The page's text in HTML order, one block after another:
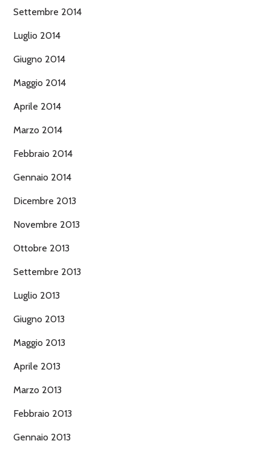
Settembre 2014
Luglio 2014
Giugno 2014
Maggio 2014
Aprile 2014
Marzo 2014
Febbraio 2014
Gennaio 2014
Dicembre 2013
Novembre 2013
Ottobre 2013
Settembre 2013
Luglio 2013
Giugno 2013
Maggio 2013
Aprile 2013
Marzo 2013
Febbraio 2013
Gennaio 2013